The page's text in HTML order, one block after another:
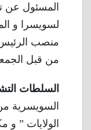
المسئول عن
لسويسرا و
منصب الرئيس
من قبل
السلطات
السويسرية